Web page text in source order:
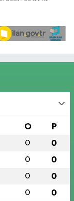
O P
0 0
0 0
0 0
0 0